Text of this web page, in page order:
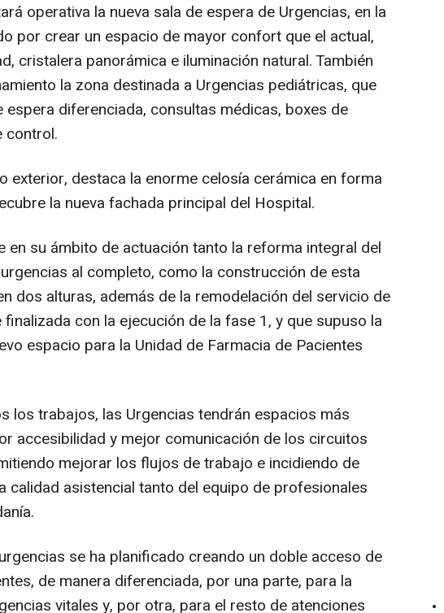
operativa la nueva sala de espera de Urgencias, en la
por crear un espacio de mayor confort que el actual,
cristalera panorámica e iluminación natural. También
la zona destinada a Urgencias pediátricas, que
espera diferenciada, consultas médicas, boxes de
control.
exterior, destaca la enorme celosía cerámica en forma
la nueva fachada principal del Hospital.
en su ámbito de actuación tanto la reforma integral del
al completo, como la construcción de esta
dos alturas, además de la remodelación del servicio de
con la ejecución de la fase 1, y que supuso la
espacio para la Unidad de Farmacia de Pacientes
los trabajos, las Urgencias tendrán espacios más
accesibilidad y mejor comunicación de los circuitos
mejorar los flujos de trabajo e incidiendo de
calidad asistencial tanto del equipo de profesionales
se ha planificado creando un doble acceso de
de manera diferenciada, por una parte, para la
vitales y, por otra, para el resto de atenciones